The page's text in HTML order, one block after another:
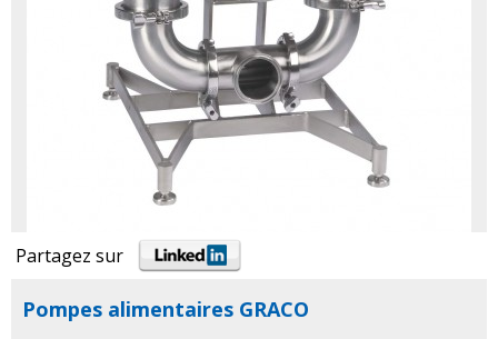
Partagez sur
Pompes alimentaires GRACO